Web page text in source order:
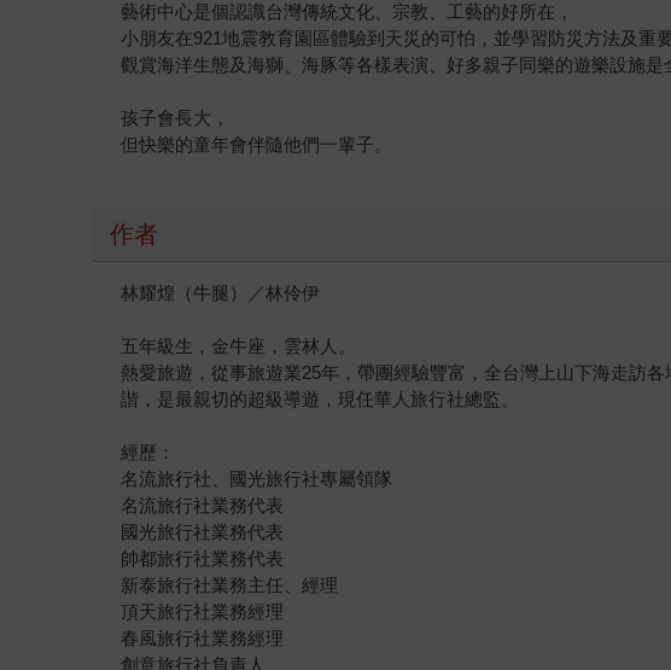
藝術中心是個認識台灣傳統文化、宗教、工藝的好所在，
小朋友在921地震教育園區體驗到天災的可怕，並學習防災方法及重
觀賞海洋生態及海獅、海豚等各樣表演、好多親子同樂的遊樂設施是
孩子會長大，
但快樂的童年會伴隨他們一輩子。
作者
林耀煌（牛腿）／林伶伊
五年級生，金牛座，雲林人。
熱愛旅遊，從事旅遊業25年，帶團經驗豐富，全台灣上山下海走訪
諧，是最親切的超級導遊，現任華人旅行社總監。
經歷：
名流旅行社、國光旅行社專屬領隊
名流旅行社業務代表
國光旅行社業務代表
帥都旅行社業務代表
新泰旅行社業務主任、經理
頂天旅行社業務經理
春風旅行社業務經理
創意旅行社負責人